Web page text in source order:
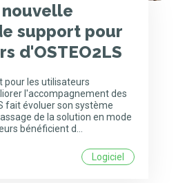
nouvelle
support pour
d'OSTEO2LS
pour les utilisateurs
l'accompagnement des
fait évoluer son système
de la solution en mode
bénéficient d…
Logiciel